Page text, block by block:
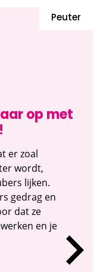
op met
Peuter
er zoal
wordt,
lijken.
gedrag en
dat ze
en je